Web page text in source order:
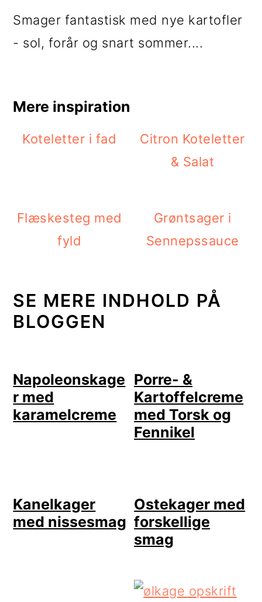
Smager fantastisk med nye kartofler
- sol, forår og snart sommer....
Mere inspiration
Koteletter i fad
Citron Koteletter
& Salat
Flæskesteg med
fyld
Grøntsager i
Sennepssauce
SE MERE INDHOLD PÅ
BLOGGEN
Napoleonskage
r med
karamelcreme
Porre- &
Kartoffelcreme
med Torsk og
Fennikel
Kanelkager
med nissesmag
Ostekager med
forskellige
smag